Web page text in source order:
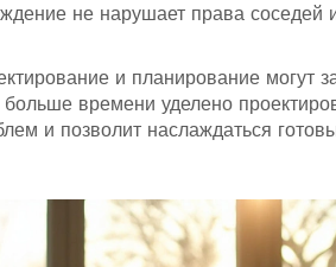
не нарушает права соседей и
и планирование могут
времени уделено
и позволит наслаждаться